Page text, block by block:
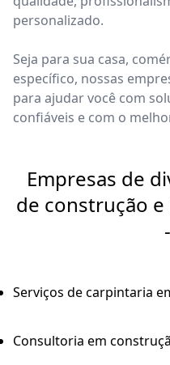
personalizado.
Seja para sua casa,
específico, nossas
para ajudar você com
confiáveis e com o
Empresas de
de construção
Serviços de carpintaria
Consultoria em